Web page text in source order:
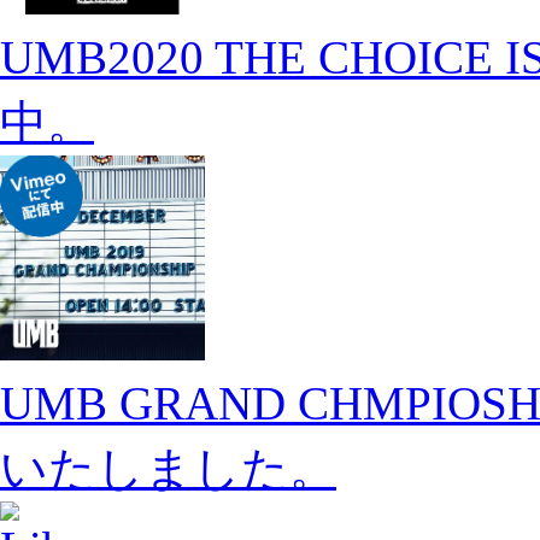
UMB2020 THE CHOICE
中。
UMB GRAND
いたしました。